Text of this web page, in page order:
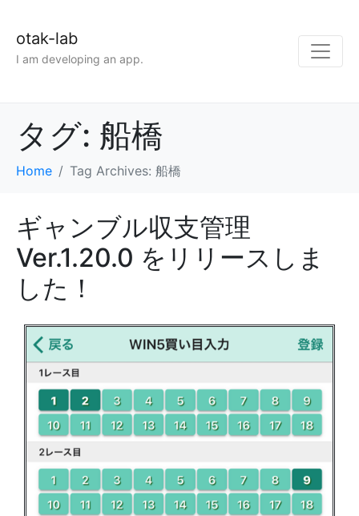
otak-lab
I am developing an app.
タグ: 船橋
Home Tag Archives: 船橋
ギャンブル収支管理
Ver.1.20.0 をリリースしま
した！